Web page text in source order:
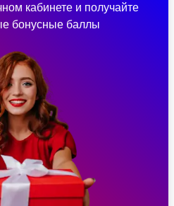
кабинете и получайте
бонусные баллы